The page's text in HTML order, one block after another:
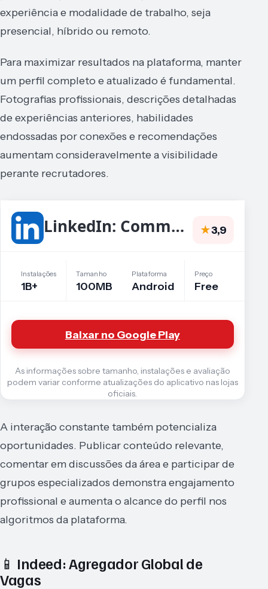
experiência e modalidade de trabalho, seja
presencial, híbrido ou remoto.
Para maximizar resultados na plataforma, manter
um perfil completo e atualizado é fundamental.
Fotografias profissionais, descrições detalhadas
de experiências anteriores, habilidades
endossadas por conexões e recomendações
aumentam consideravelmente a visibilidade
perante recrutadores.
LinkedIn: Community & Network ★3,9
Instalações
1B+
Tamanho
100MB
Plataforma
Android
Preço
Free
Baixar no Google Play
As informações sobre tamanho, instalações e avaliação
podem variar conforme atualizações do aplicativo nas lojas
oficiais.
A interação constante também potencializa
oportunidades. Publicar conteúdo relevante,
comentar em discussões da área e participar de
grupos especializados demonstra engajamento
profissional e aumenta o alcance do perfil nos
algoritmos da plataforma.
📱 Indeed: Agregador Global de
Vagas